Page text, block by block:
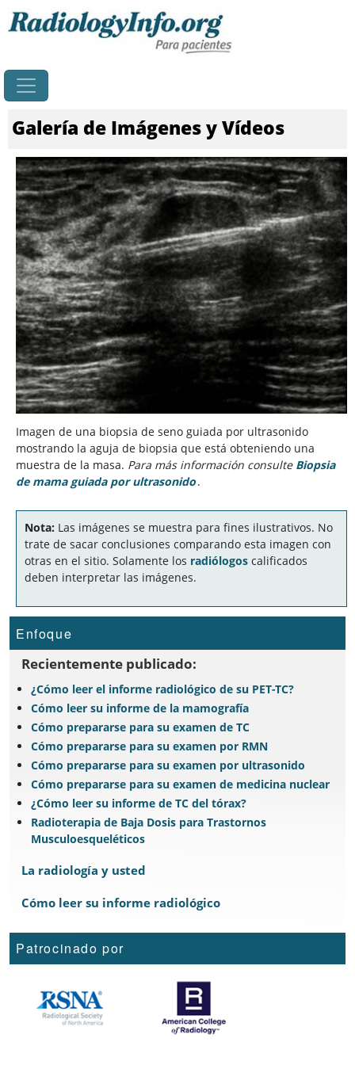
Galería de Imágenes y Vídeos
Imagen de una biopsia de seno guiada por ultrasonido
mostrando la aguja de biopsia que está obteniendo una
muestra de la masa. Para más información consulte Biopsia
de mama guiada por ultrasonido.
Nota: Las imágenes se muestra para fines ilustrativos. No
trate de sacar conclusiones comparando esta imagen con
otras en el sitio. Solamente los radiólogos calificados
deben interpretar las imágenes.
Enfoque
Recientemente publicado:
¿Cómo leer el informe radiológico de su PET-TC?
Cómo leer su informe de la mamografía
Cómo prepararse para su examen de TC
Cómo prepararse para su examen por RMN
Cómo prepararse para su examen por ultrasonido
Cómo prepararse para su examen de medicina nuclear
¿Cómo leer su informe de TC del tórax?
Radioterapia de Baja Dosis para Trastornos
Musculoesqueléticos
La radiología y usted
Cómo leer su informe radiológico
Patrocinado por